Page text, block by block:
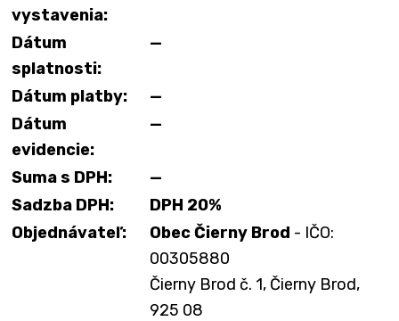
vystavenia:
Dátum
splatnosti:
—
Dátum platby:
—
Dátum
evidencie:
—
Suma s DPH:
—
Sadzba DPH:
DPH 20%
Objednávateľ:
Obec Čierny Brod - IČO:
00305880
Čierny Brod č. 1, Čierny Brod,
925 08